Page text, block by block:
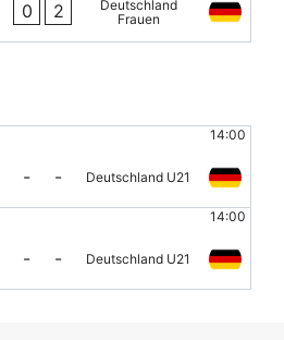
0 2
Deutschland
Frauen
14:00
- - Deutschland U21
14:00
- - Deutschland U21